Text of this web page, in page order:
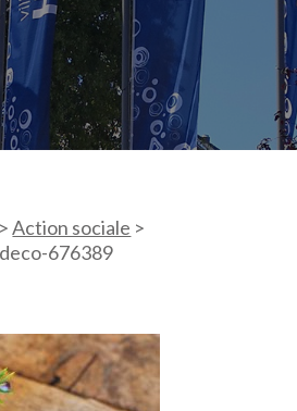
>Action sociale >
deco-676389